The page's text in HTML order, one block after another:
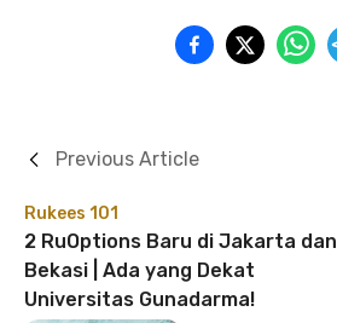
Rukees 101
2 RuOptions Baru di Jakarta dan
Bekasi | Ada yang Dekat
Universitas Gunadarma!
Previous Article